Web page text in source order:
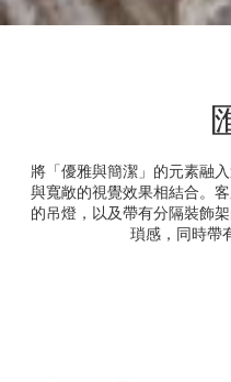
將「優雅與簡潔」的元素融
與寬敞的視覺效果相結合。
的吊燈，以及帶有分隔裝飾
瑣感，同時帶